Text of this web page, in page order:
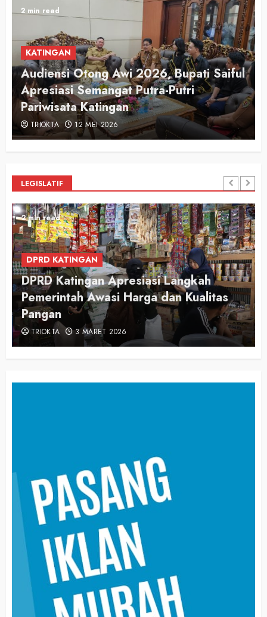
2 min read
KATINGAN
Audiensi Otong Awi 2026, Bupati Saiful
Apresiasi Semangat Putra-Putri
Pariwisata Katingan
TRIOKTA 12 MEI 2026
LEGISLATIF
2 min read
DPRD KATINGAN
DPRD Katingan Apresiasi Langkah
Pemerintah Awasi Harga dan Kualitas
Pangan
TRIOKTA 3 MARET 2026